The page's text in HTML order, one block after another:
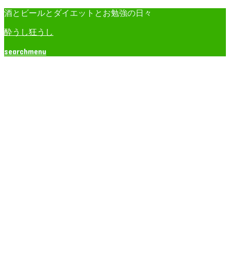
酒とビールとダイエットとお勉強の日々
酔うし狂うし
searchmenu